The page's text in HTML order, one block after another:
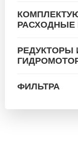
РЕДУКТОРЫ
ФИЛЬТРА